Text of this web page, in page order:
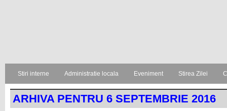
Stiri interne Administratie locala Eveniment Stirea Zilei
ARHIVA PENTRU 6 SEPTEMBRIE 2016